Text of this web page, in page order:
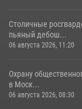
Столичные
пьяный дебош...
06 августа 2026, 11:20
Охрану
в Моск...
06 августа 2026, 08:30